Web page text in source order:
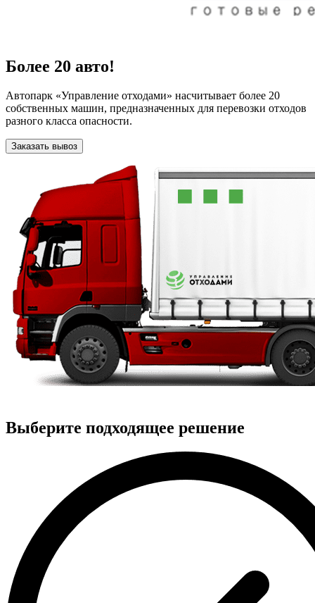
Более 20 авто!
Автопарк «Управление отходами» насчитывает более 20
собственных машин, предназначенных для перевозки отходов
разного класса опасности.
Заказать вывоз
Выберите подходящее решение